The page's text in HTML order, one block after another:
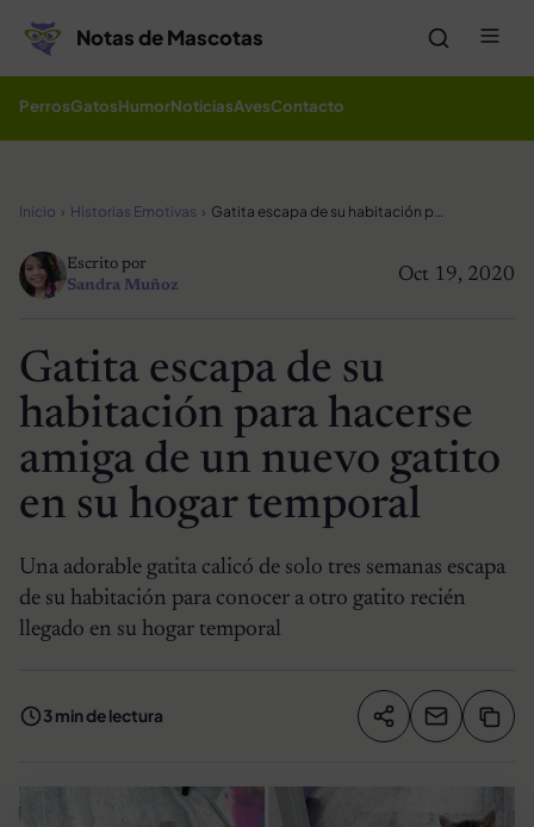
Notas de Mascotas
PerrosGatosHumorNoticiasAvesContacto
Inicio Historias Emotivas Gatita escapa de su habitación para hacerse amiga de un nuevo gatito en su hogar temporal
Oct 19, 2020
Escrito por
Sandra Muñoz
Gatita escapa de su
habitación para hacerse
amiga de un nuevo gatito
en su hogar temporal
Una adorable gatita calicó de solo tres semanas escapa
de su habitación para conocer a otro gatito recién
llegado en su hogar temporal
3 min de lectura Compartir